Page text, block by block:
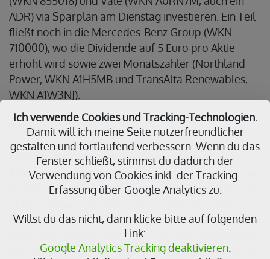
ADR) via Sparplan am Dienstag investieren. Ein Teil
fließt noch in die Mercedes-Benz Group (WKN
710000), wo die Dividende auf 5 Euro pro Aktie
erhöht wird sowie zwei Monatszahler (Northland
Power, WKN A1H5MB und TransAlta Renewables,
WKN A1W3NJ).
Verkauf von ADRs.
Ich habe auch Werte wie Magnit (WKN A0MVY2),
MTS (WKN 501757) und Gazprom (WKN 903276) als
ADR, sogenannte American Depository Receipts, im
Depot. Amerikanische Institute verwahren dabei die
man auch an der Aktie oder Dividende partizipieren
kann. Allerdings gehört einem nicht die Aktie selbst.
Die werde ich am Montag verkaufen, auch wenn ich
Ich verwende Cookies und Tracking-Technologien.
Damit will ich meine Seite nutzerfreundlicher
gestalten und fortlaufend verbessern. Wenn du das
Fenster schließt, stimmst du dadurch der
Verwendung von Cookies inkl. der Tracking-
Erfassung über Google Analytics zu.
Willst du das nicht, dann klicke bitte auf folgenden
Link:
Google Analytics Tracking deaktivieren.